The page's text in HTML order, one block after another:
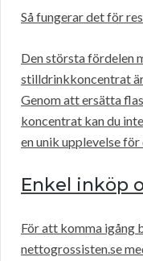
Så fungerar det för
Den största fördelen
stilldrinkkoncentrat
Genom att ersätta
koncentrat kan du
en unik upplevelse för
Enkel inköp
För att komma igång
nettogrossisten.se